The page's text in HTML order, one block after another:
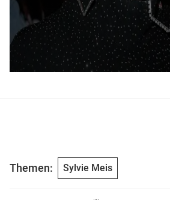
Themen: Sylvie Meis